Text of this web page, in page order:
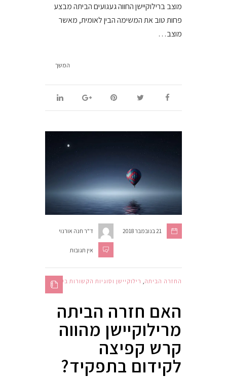
מוצב ברילוקיישן החווה געגועים הביתה מבצע
פחות טוב את המשימה הבין לאומית, מאשר
מוצב…
המשך
ד"ר חנה אורנוי 21 בנובמבר 2018
אין תגובות
החזרה הביתה רילוקיישן וסוגיות הקשורות בעבודה
האם חזרה הביתה
מרילוקיישן מהווה
קרש קפיצה
לקידום בתפקיד?